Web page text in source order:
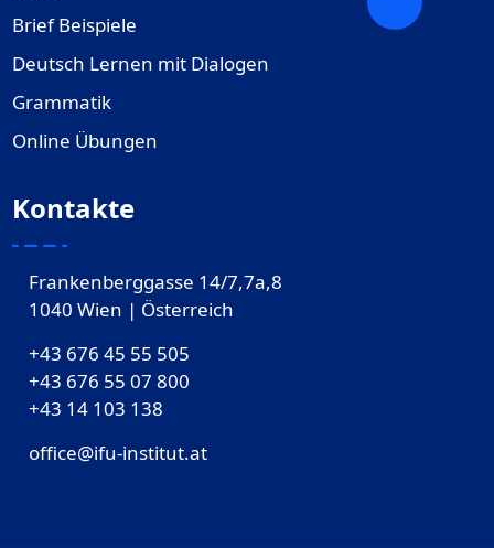
Brief Beispiele
Deutsch Lernen mit Dialogen
Grammatik
Online Übungen
Kontakte
Frankenberggasse 14/7,7a,8
1040 Wien | Österreich
+43 676 45 55 505
+43 676 55 07 800
‎+43 14 103 138
office@ifu-institut.at